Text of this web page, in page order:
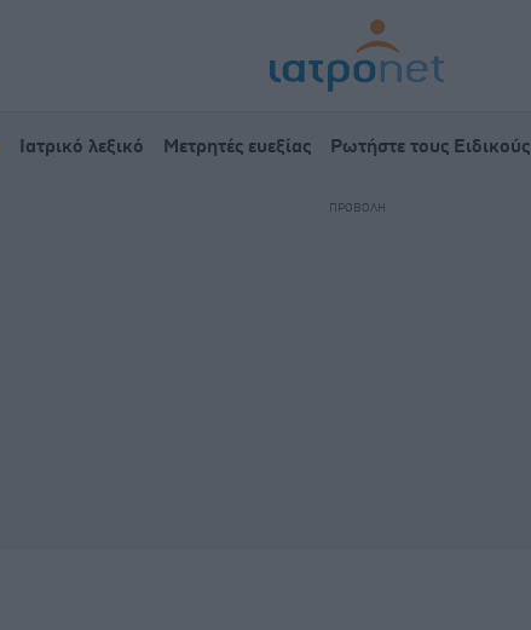
Ιατρικό λεξικό Μετρητές ευεξίας Ρωτήστε τους Ειδικούς